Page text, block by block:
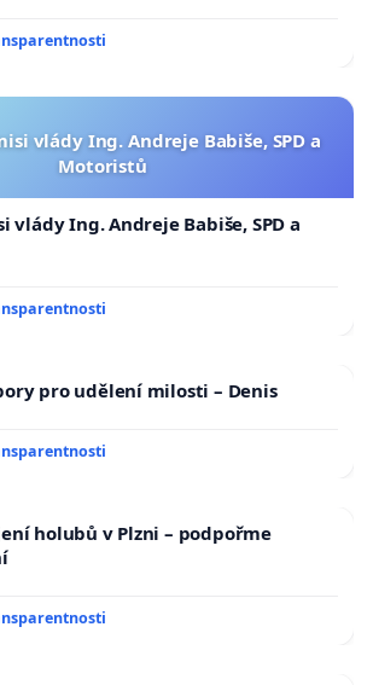
vlády Ing. Andreje Babiše, SPD a
Motoristů
vlády Ing. Andreje Babiše, SPD a
pro udělení milosti – Denis
holubů v Plzni – podpořme